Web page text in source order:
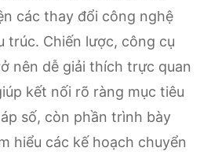
các thay đổi công nghệ
trúc. Chiến lược, công cụ
nên dễ giải thích trực quan
kết nối rõ ràng mục tiêu
số, còn phần trình bày
hiểu các kế hoạch chuyển